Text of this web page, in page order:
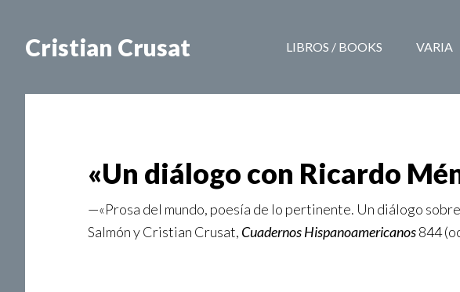
Cristian Crusat LIBROS / BOOKS VARIA
«Un diálogo con Ricardo
—«Prosa del mundo, poesía de lo pertinente. Un diálogo
Salmón y Cristian Crusat, Cuadernos Hispanoamericanos844